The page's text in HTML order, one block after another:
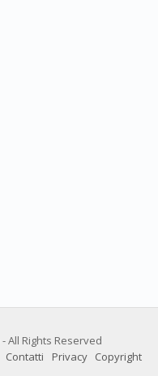
- All Rights Reserved
Contatti
Privacy Copyright